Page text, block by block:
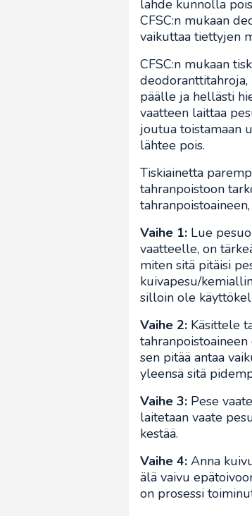
lähde kunnolla
CFSC:n mukaan
vaikuttaa tiettyjen
CFSC:n mukaan
päälle ja hellästi
vaatteen laittaa
joutua toistamaan
lähtee pois.
Tiskiainetta
tahranpoistoon
Vaihe 1: Lue
vaatteelle, on
miten sitä pitäisi
kuivapesu/
silloin ole
Vaihe 2: Käsittele
sen pitää antaa
yleensä sitä
Vaihe 3: Pese
laitetaan vaate
kestää.
Vaihe 4: Anna
älä vaivu
on prosessi